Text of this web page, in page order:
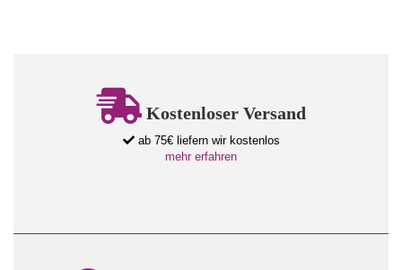
Kostenloser Versand
ab 75€ liefern wir kostenlos
mehr erfahren